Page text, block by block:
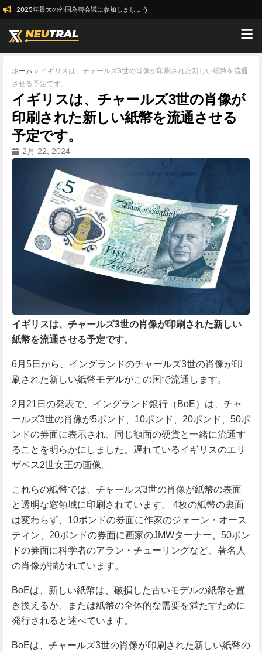
2025年最大の外国為替会議に参加しましょう
ホーム » イギリスは、チャールズ3世の肖像が印刷された新しい紙幣を流通
させる予定です。
イギリスは、チャールズ3世の肖像が
印刷された新しい紙幣を流通させる
予定です。
2月 22, 2024
イギリスは、チャールズ3世の肖像が印刷された新しい
紙幣を流通させる予定です。
6月5日から、イングランドのチャールズ3世の肖像が印
刷された新しい紙幣モデルがこの国で流通します。
2月21日の発表で、イングランド銀行（BoE）は、チャ
ールズ3世の肖像が5ポンド、10ポンド、20ポンド、50ポ
ンドの券面に表示され、同じ額面の硬貨と一緒に流通す
ることを明らかにしました。遅れているイギリスのエリ
ザベス2世女王の画像。
これらの紙幣では、チャールズ3世の肖像が紙幣の表面
と透明な窓領域に印刷されています。 4枚の紙幣の裏面
は変わらず、10ポンドの券面に作家のジェーン・オース
ティン、20ポンドの券面に画家のJMWターナー、50ポン
ドの券面に科学者のアラン・チューリングなど、著名人
の肖像が描かれています。
BoEは、新しい紙幣は、破損した古いモデルの紙幣を置
き換えるか、または紙幣の全体的な需要を満たすために
発行されると述べています。
BoEは、チャールズ3世の肖像が印刷された新しい紙幣の